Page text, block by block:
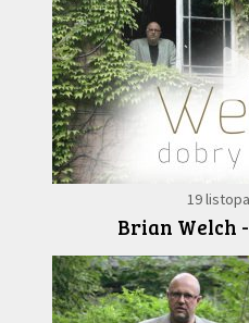
19
Brian Welch